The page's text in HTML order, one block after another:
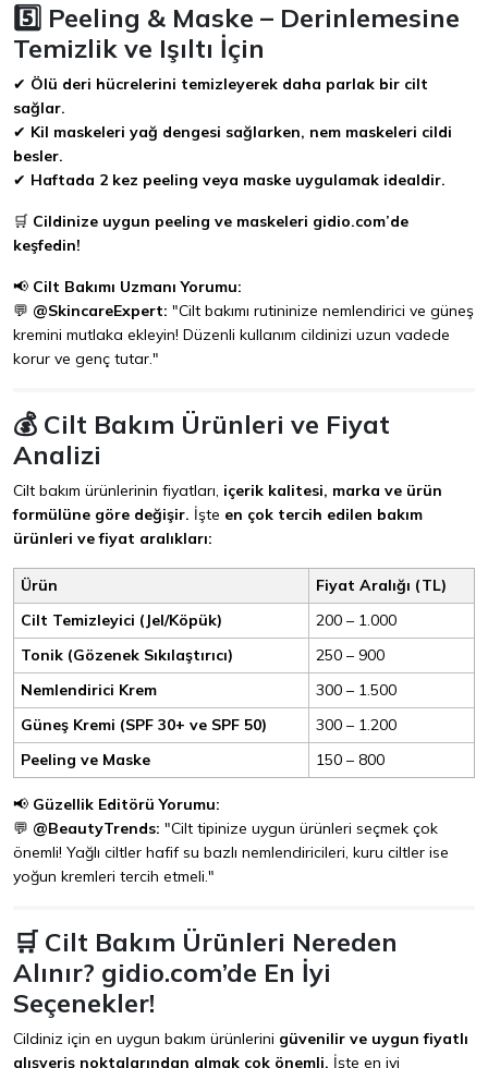
5️⃣ Peeling & Maske – Derinlemesine
Temizlik ve Işıltı İçin
✔ Ölü deri hücrelerini temizleyerek daha parlak bir cilt
sağlar.
✔ Kil maskeleri yağ dengesi sağlarken, nem maskeleri cildi
besler.
✔ Haftada 2 kez peeling veya maske uygulamak idealdir.
🛒 Cildinize uygun peeling ve maskeleri gidio.com’de
keşfedin!
📢 Cilt Bakımı Uzmanı Yorumu:
💬 @SkincareExpert: "Cilt bakımı rutininize nemlendirici ve güneş
kremini mutlaka ekleyin! Düzenli kullanım cildinizi uzun vadede
korur ve genç tutar."
💰 Cilt Bakım Ürünleri ve Fiyat
Analizi
Cilt bakım ürünlerinin fiyatları, içerik kalitesi, marka ve ürün
formülüne göre değişir. İşte en çok tercih edilen bakım
ürünleri ve fiyat aralıkları:
Ürün
Fiyat Aralığı (TL)
Cilt Temizleyici (Jel/Köpük)
200 – 1.000
Tonik (Gözenek Sıkılaştırıcı)
250 – 900
Nemlendirici Krem
300 – 1.500
Güneş Kremi (SPF 30+ ve SPF 50)
300 – 1.200
Peeling ve Maske
150 – 800
📢 Güzellik Editörü Yorumu:
💬 @BeautyTrends: "Cilt tipinize uygun ürünleri seçmek çok
önemli! Yağlı ciltler hafif su bazlı nemlendiricileri, kuru ciltler ise
yoğun kremleri tercih etmeli."
🛒 Cilt Bakım Ürünleri Nereden
Alınır? gidio.com’de En İyi
Seçenekler!
Cildiniz için en uygun bakım ürünlerini güvenilir ve uygun fiyatlı
alışveriş noktalarından almak çok önemli. İşte en iyi